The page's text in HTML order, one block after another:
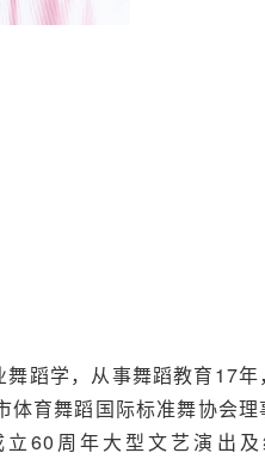
蹈学，从事舞蹈教育17
育舞蹈国际标准舞协会
60周年大型文艺演出及